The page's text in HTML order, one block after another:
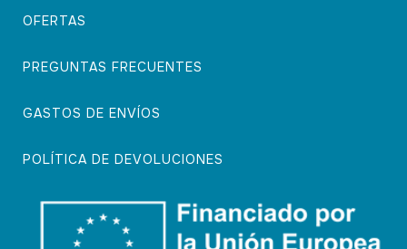
OFERTAS
PREGUNTAS FRECUENTES
GASTOS DE ENVÍOS
POLÍTICA DE DEVOLUCIONES